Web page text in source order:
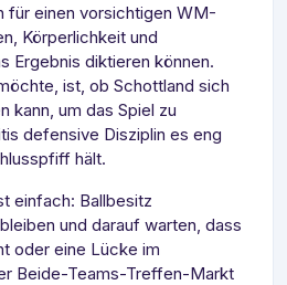
für einen vorsichtigen WM-
Körperlichkeit und
Ergebnis diktieren können.
ist, ob Schottland sich
kann, um das Spiel zu
defensive Disziplin es eng
hält.
einfach: Ballbesitz
und darauf warten, dass
oder eine Lücke im
Beide-Teams-Treffen-Markt